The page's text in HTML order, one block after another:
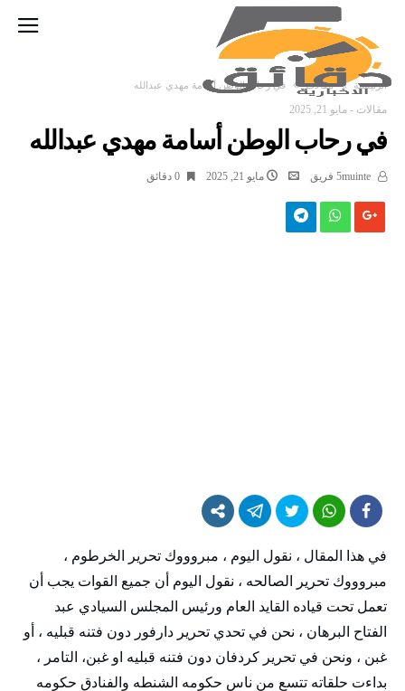
‫الرئيسية‬ مقالات في رحاب الوطن أسامة مهدي عبدالله
مقالات - مايو 21, 2025
في رحاب الوطن أسامة مهدي عبدالله
مايو 21, 2025 0 ‫دقائق‬
في هذا المقال ، نقول اليوم ، مبروووك تحرير الخرطوم ،
مبروووك تحرير الصالحه ، نقول اليوم أن جميع القوات يجب أن
تعمل تحت قياده القايد العام ورئيس المجلس السيادي عبد
الفتاح البرهان ، نحن في تحدي تحرير دارفور دون فتنه قبليه ، أو
غبن ، ونحن في تحرير كردفان دون فتنه قبليه او غبن، التامر ،
بداءت حلقاته تتسع من ناس حكومه الشنطه والفنادق حكومه